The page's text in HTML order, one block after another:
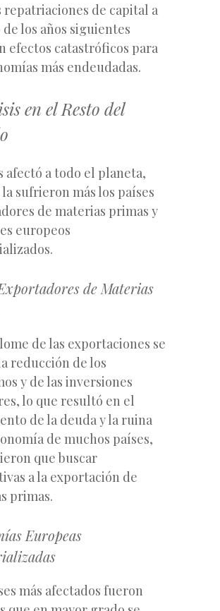
repatriaciones de capital a
los años siguientes
efectos catastróficos para
más endeudadas.
en el Resto del
afectó a todo el planeta,
sufrieron más los países
de materias primas y
europeos
de Materias
de las exportaciones se
reducción de los
y de las inversiones
lo que resultó en el
de la deuda y la ruina
de muchos países,
que buscar
a la exportación de
primas.
Europeas
más afectados fueron